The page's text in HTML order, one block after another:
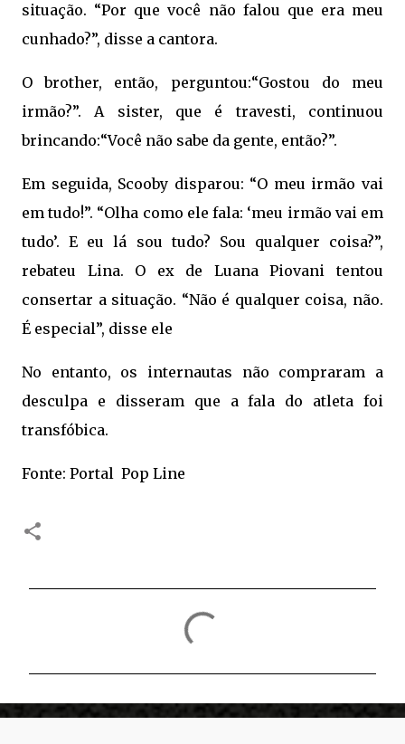
situação. “Por que você não falou que era meu
cunhado?”, disse a cantora.
O brother, então, perguntou:“Gostou do meu
irmão?”. A sister, que é travesti, continuou
brincando:“Você não sabe da gente, então?”.
Em seguida, Scooby disparou: “O meu irmão vai
em tudo!”. “Olha como ele fala: ‘meu irmão vai em
tudo’. E eu lá sou tudo? Sou qualquer coisa?”,
rebateu Lina. O ex de Luana Piovani tentou
consertar a situação. “Não é qualquer coisa, não.
É especial”, disse ele
No entanto, os internautas não compraram a
desculpa e disseram que a fala do atleta foi
transfóbica.
Fonte: Portal Pop Line
n